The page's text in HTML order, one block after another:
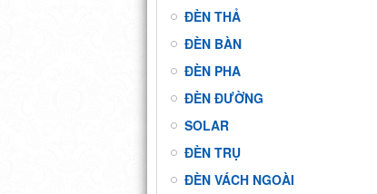
ĐÈN THẢ
ĐÈN BÀN
ĐÈN PHA
ĐÈN ĐƯỜNG
SOLAR
ĐÈN TRỤ
ĐÈN VÁCH NGOÀI